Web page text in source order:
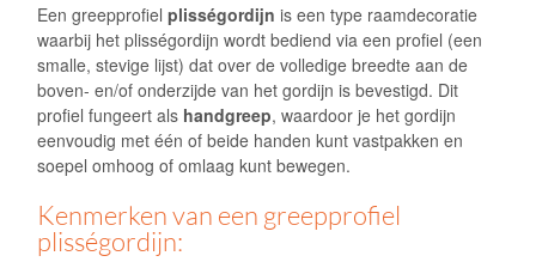
Een greepprofiel plisségordijn is een type raamdecoratie
waarbij het plisségordijn wordt bediend via een profiel (een
smalle, stevige lijst) dat over de volledige breedte aan de
boven- en/of onderzijde van het gordijn is bevestigd. Dit
profiel fungeert als handgreep, waardoor je het gordijn
eenvoudig met één of beide handen kunt vastpakken en
soepel omhoog of omlaag kunt bewegen.
Kenmerken van een greepprofiel
plisségordijn: